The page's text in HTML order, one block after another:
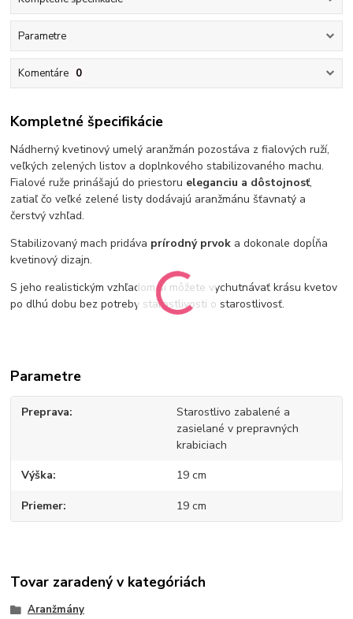
Parametre
Komentáre 0
Kompletné špecifikácie
Nádherný kvetinový umelý aranžmán pozostáva z fialových ruží,
veľkých zelených listov a doplnkového stabilizovaného machu.
Fialové ruže prinášajú do priestoru eleganciu a dôstojnosť,
zatiaľ čo veľké zelené listy dodávajú aranžmánu šťavnatý a
čerstvý vzhľad.
Stabilizovaný mach pridáva prírodný prvok a dokonale dopĺňa
kvetinový dizajn.
S jeho realistickým vzhľadom si môžete vychutnávať krásu kvetov
po dlhú dobu bez potreby starostlivosti o starostlivosť.
Parametre
Preprava
Starostlivo zabalené a
zasielané v prepravných
krabiciach
Výška 19 cm
Priemer 19 cm
Tovar zaradený v kategóriách
Aranžmány